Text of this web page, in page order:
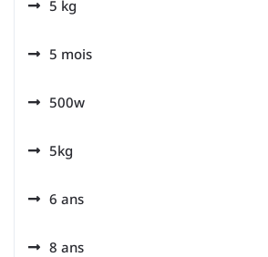
5 kg
5 mois
500w
5kg
6 ans
8 ans